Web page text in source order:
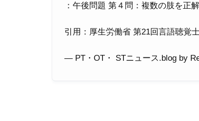
：午後問題 第４問：複数の肢を正
引用：厚生労働省 第21回言語聴覚
— PT・OT・ STニュース.blog by